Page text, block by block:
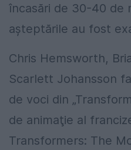
încasări de 30-40 de
așteptările au fost
Chris Hemsworth,
Scarlett Johansson
de voci din
de animaţie al
Transformers: The